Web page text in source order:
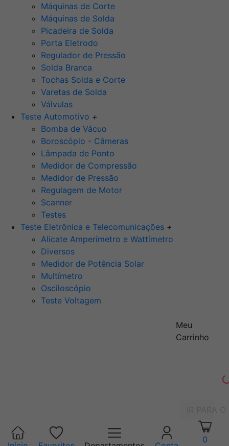
Máquinas de Corte
Máquinas de Solda
Picadeira de Solda
Porta Eletrodo
Regulador de Pressão
Solda Branca
Tochas Solda e Corte
Varetas de Solda
Válvulas
Teste Automotivo +
Bomba de Vácuo
Boroscópio - Câmeras
Lâmpada de Ponto
Medidor de Compressão
Medidor de Pressão
Regulagem de Motor
Scanner
Testes
Teste Eletrônica e Telecomunicações +
Alicate Amperímetro e Wattímetro
Diversos
Medidor de Potência Solar
Multímetro
Osciloscópio
Teste Voltagem
Meu
Carrinho
0